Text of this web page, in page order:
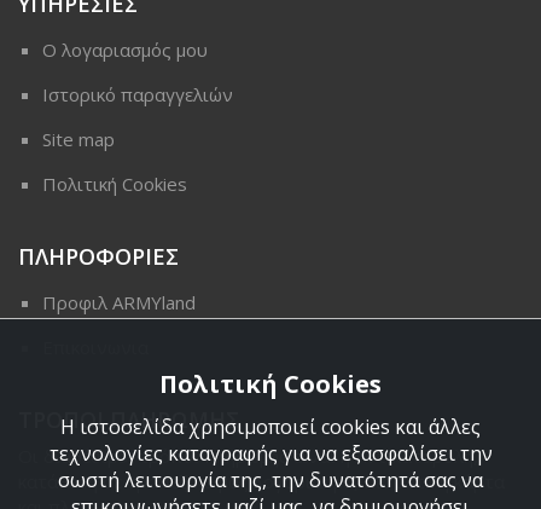
Ο λογαριασμός μου
Ιστορικό παραγγελιών
Site map
Πολιτική Cookies
ΠΛΗΡΟΦΟΡΙΕΣ
Προφιλ ARMYland
ΤΡΟΠΟΙ ΠΛΗΡΩΜΗΣ
Οι διαθέσιμοι τρόποι πληρωμής είναι η Αντικαταβολή,
κατάθεση σε τραπεζικό μας λογαριασμό, πιστωτική κάρτα
Πολιτική Cookies
Η ιστοσελίδα χρησιμοποιεί cookies και άλλες
τεχνολογίες καταγραφής για να εξασφαλίσει την
σωστή λειτουργία της, την δυνατότητά σας να